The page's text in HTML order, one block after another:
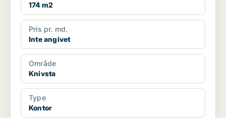
174 m2
Pris pr. md.
Inte angivet
Område
Knivsta
Type
Kontor